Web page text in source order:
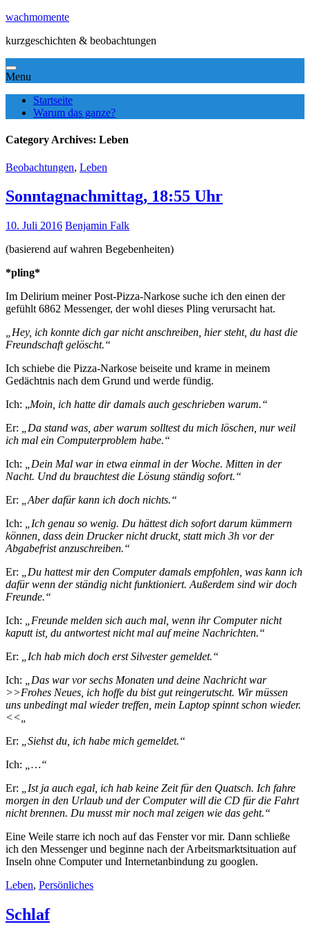
Skip
content
wachmomente
kurzgeschichten & beobachtungen
Menu
Startseite
Warum das ganze?
Category Archives: Leben
Beobachtungen, Leben
Sonntagnachmittag, 18:55 Uhr
10. Juli 2016 Benjamin Falk
(basierend auf wahren Begebenheiten)
*pling*
Im Delirium meiner Post-Pizza-Narkose suche ich den einen der
gefühlt 6862 Messenger, der wohl dieses Pling verursacht hat.
„Hey, ich konnte dich gar nicht anschreiben, hier steht, du hast die
Freundschaft gelöscht.“
Ich schiebe die Pizza-Narkose beiseite und krame in meinem
Gedächtnis nach dem Grund und werde fündig.
Ich: „Moin, ich hatte dir damals auch geschrieben warum.“
Er:
„Da stand was, aber warum solltest du mich löschen, nur weil
ich mal ein Computerproblem habe.“
Ich:
„Dein Mal war in etwa einmal in der Woche. Mitten in der
Nacht. Und du brauchtest die Lösung ständig sofort.“
Er:
„Aber dafür kann ich doch nichts.“
Ich:
„Ich genau so wenig. Du hättest dich sofort darum kümmern
können, dass dein Drucker nicht druckt, statt mich 3h vor der
Abgabefrist anzuschreiben.“
Er: „Du hattest mir den Computer damals empfohlen, was kann ich
dafür wenn der ständig nicht funktioniert. Außerdem sind wir doch
Freunde.“
Ich: „Freunde melden sich auch mal, wenn ihr Computer nicht
kaputt ist, du antwortest nicht mal auf meine Nachrichten.“
Er:
„Ich hab mich doch erst Silvester gemeldet.“
Ich:
„Das war vor sechs Monaten und deine Nachricht war
>>Frohes Neues, ich hoffe du bist gut reingerutscht. Wir müssen
uns unbedingt mal wieder treffen, mein Laptop spinnt schon wieder.
<<„
Er:
„Siehst du, ich habe mich gemeldet.“
Ich:
„…“
Er:
„Ist ja auch egal, ich hab keine Zeit für den Quatsch. Ich fahre
morgen in den Urlaub und der Computer will die CD für die Fahrt
nicht brennen. Du musst mir noch mal zeigen wie das geht.“
Eine Weile starre ich noch auf das Fenster vor mir. Dann schließe
ich den Messenger und beginne nach der Arbeitsmarktsituation auf
Inseln ohne Computer und Internetanbindung zu googlen.
Leben, Persönliches
Schlaf